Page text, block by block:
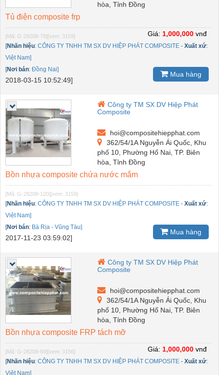
hòa, Tỉnh Đồng
Tủ điện composite frp
[Mã: G-28208-78] [xem: 3159]
[Nhãn hiệu: CÔNG TY TNHH TM SX DV HIỆP PHÁT COMPOSITE - Xuất xứ:
Việt Nam]
[Nơi bán: Đồng Nai]
2018-03-15 10:52:49]
Giá: 1,000,000 vnđ
Mua hàng
Công ty TM SX DV Hiệp Phát
Composite
hoi@compositehiepphat.com
362/54/1A Nguyễn Ái Quốc, Khu
phố 10, Phường Hố Nai, TP. Biên
hòa, Tỉnh Đồng
Bồn nhựa composite chứa nước mắm
[Mã: G-28208-120] [xem: 3159]
[Nhãn hiệu: CÔNG TY TNHH TM SX DV HIỆP PHÁT COMPOSITE - Xuất xứ:
Việt Nam]
[Nơi bán: Bà Rịa - Vũng Tàu]
2017-11-23 03:59:02]
Mua hàng
Công ty TM SX DV Hiệp Phát
Composite
hoi@compositehiepphat.com
362/54/1A Nguyễn Ái Quốc, Khu
phố 10, Phường Hố Nai, TP. Biên
hòa, Tỉnh Đồng
Bồn nhựa composite FRP tách mỡ
[Mã: G-28208-69] [xem: 3156]
[Nhãn hiệu: CÔNG TY TNHH TM SX DV HIỆP PHÁT COMPOSITE - Xuất xứ:
Việt Nam]
Giá: 1,000,000 vnđ